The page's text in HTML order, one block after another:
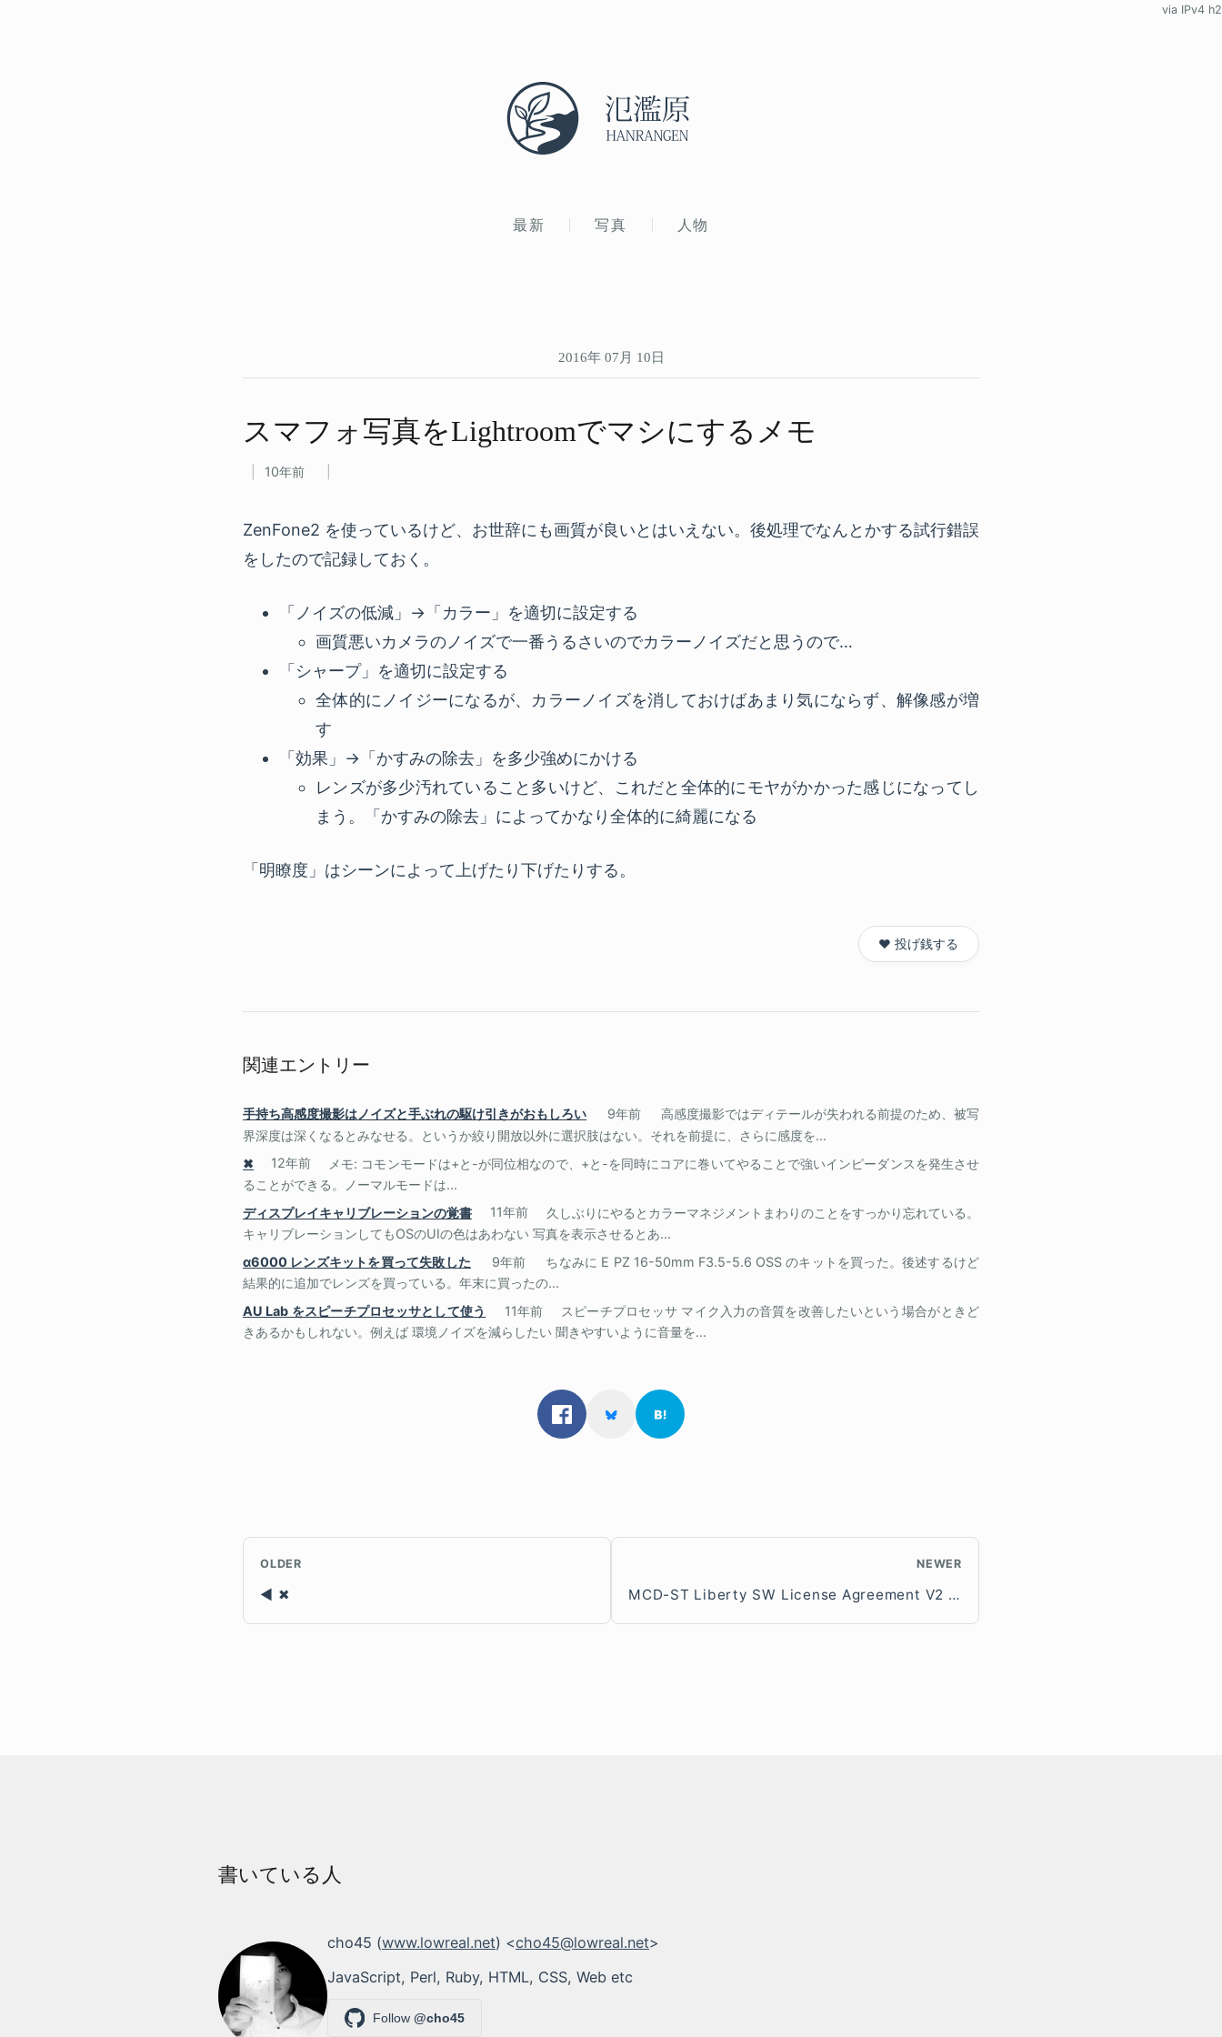
最新 写真 人物
via IPv4 h2
2016年 07月 10日
スマフォ写真を​Lightroomで​マシに​する​メモ
10年前
ZenFone2 を使っているけど、お世辞にも画質が良いとはいえない。後処理でなんとかする試行錯誤
をしたので記録しておく。
「ノイズの低減」→「カラー」を適切に設定する
画質悪いカメラのノイズで一番うるさいのでカラーノイズだと思うので…
「シャープ」を適切に設定する
全体的にノイジーになるが、カラーノイズを消しておけばあまり気にならず、解像感が増
す
「効果」→「かすみの除去」を多少強めにかける
レンズが多少汚れていること多いけど、これだと全体的にモヤがかかった感じになってし
まう。「かすみの除去」によってかなり全体的に綺麗になる
「明瞭度」はシーンによって上げたり下げたりする。
❤️ 投げ銭する
関連エントリー
手持ち高感度撮影はノイズと手ぶれの駆け引きがおもしろい 9年前
高感度撮影ではディテールが失われる前提のため、被写
界深度は深くなるとみなせる。というか絞り開放以外に選択肢はない。それを前提に、さらに感度を...
✖
12年前
メモ: コモンモードは+と-が同位相なので、+と-を同時にコアに巻いてやることで強いインピーダンスを発生させ
ることができる。ノーマルモードは...
ディスプレイキャリブレーションの覚書
11年前
久しぶりにやるとカラーマネジメントまわりのことをすっかり忘れている。
キャリブレーションしてもOSのUIの色はあわない 写真を表示させるとあ...
α6000 レンズキットを買って失敗した
9年前
ちなみに E PZ 16-50mm F3.5-5.6 OSS のキットを買った。後述するけど
結果的に追加でレンズを買っている。年末に買ったの...
AU Lab をスピーチプロセッサとして使う
11年前
スピーチプロセッサ マイク入力の音質を改善したいという場合がときど
きあるかもしれない。例えば 環境ノイズを減らしたい 聞きやすいように音量を...
OLDER
✖
NEWER
MCD-ST Liberty SW License Agreement V2 はフリーなライセンスか？
書いている人
cho45 (www.lowreal.net) <cho45@lowreal.net>
JavaScript, Perl, Ruby, HTML, CSS, Web etc
Follow @cho45